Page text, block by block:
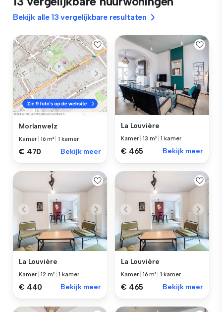
Bekijk alle 13 vergelijkbare resultaten
Morlanwelz
Kamer |16 m² |1 kamer
€ 470 Bekijk meer
La Louvière
Kamer |13 m² |1 kamer
€ 465 Bekijk meer
La Louvière
Kamer |12 m² |1 kamer
€ 440 Bekijk meer
La Louvière
Kamer |16 m² |1 kamer
€ 465 Bekijk meer